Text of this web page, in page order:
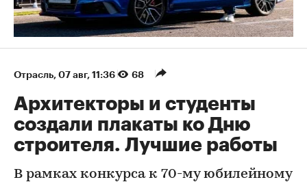
Отрасль 07 авг, 11:36 68
Архитекторы и студенты
создали плакаты ко Дню
строителя. Лучшие работы
В рамках конкурса к 70-му юбилейному